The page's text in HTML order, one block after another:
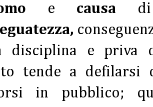
e causa
disciplina e priva
tende a defilarsi
in pubblico;